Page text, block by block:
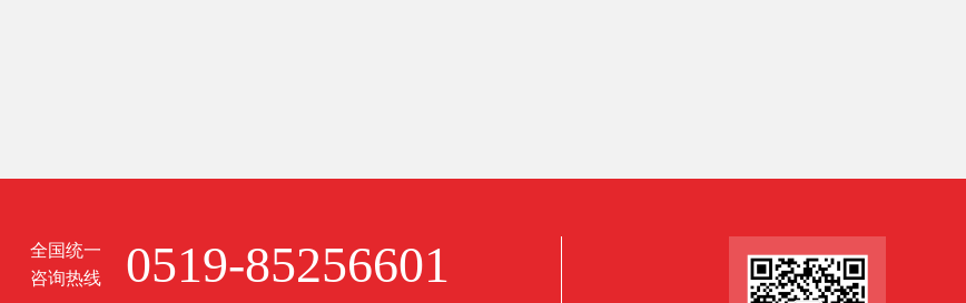
全国统一
咨询热线
0519-85256601